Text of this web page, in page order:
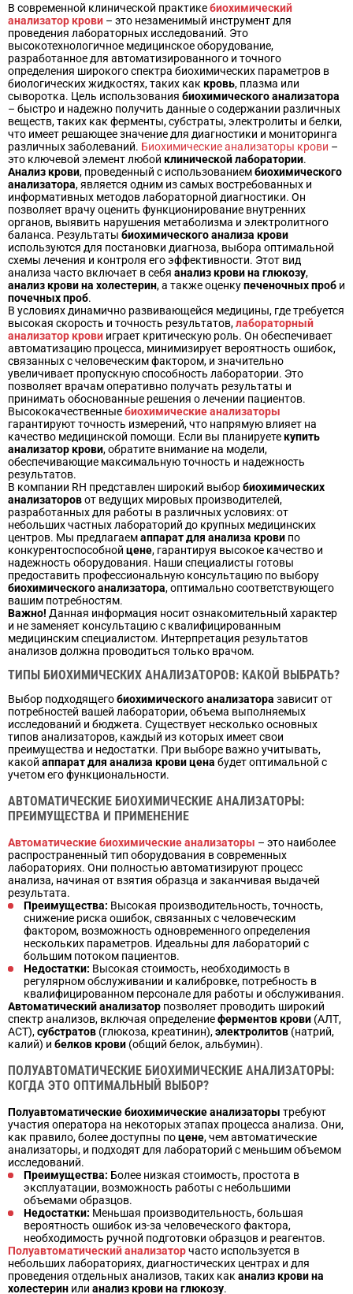
В современной клинической практикебиохимический
анализатор крови – это незаменимый инструмент для
проведения лабораторных исследований. Это
высокотехнологичное медицинское оборудование,
разработанное для автоматизированного и точного
определения широкого спектра биохимических параметров в
биологических жидкостях, таких как кровь, плазма или
сыворотка. Цель использования биохимического анализатора
– быстро и надежно получить данные о содержании различных
веществ, таких как ферменты, субстраты, электролиты и белки,
что имеет решающее значение для диагностики и мониторинга
различных заболеваний. Биохимические анализаторы крови –
это ключевой элемент любой клинической лаборатории.
Анализ крови, проведенный с использованиембиохимического
анализатора, является одним из самых востребованных и
информативных методов лабораторной диагностики. Он
позволяет врачу оценить функционирование внутренних
органов, выявить нарушения метаболизма и электролитного
баланса. Результаты биохимического анализа крови
используются для постановки диагноза, выбора оптимальной
схемы лечения и контроля его эффективности. Этот вид
анализа часто включает в себя анализ крови на глюкозу,
анализ крови на холестерин, а также оценкупеченочных проб и
почечных проб.
В условиях динамично развивающейся медицины, где требуется
высокая скорость и точность результатов,лабораторный
анализатор крови играет критическую роль. Он обеспечивает
автоматизацию процесса, минимизирует вероятность ошибок,
связанных с человеческим фактором, и значительно
увеличивает пропускную способность лаборатории. Это
позволяет врачам оперативно получать результаты и
принимать обоснованные решения о лечении пациентов.
Высококачественныебиохимические анализаторы
гарантируют точность измерений, что напрямую влияет на
качество медицинской помощи. Если вы планируетекупить
анализатор крови, обратите внимание на модели,
обеспечивающие максимальную точность и надежность
результатов.
В компании RH представлен широкий выборбиохимических
анализаторовот ведущих мировых производителей,
разработанных для работы в различных условиях: от
небольших частных лабораторий до крупных медицинских
центров. Мы предлагаемаппарат для анализа крови по
конкурентоспособной цене, гарантируя высокое качество и
надежность оборудования. Наши специалисты готовы
предоставить профессиональную консультацию по выбору
биохимического анализатора, оптимально соответствующего
вашим потребностям.
Важно! Данная информация носит ознакомительный характер
и не заменяет консультацию с квалифицированным
медицинским специалистом. Интерпретация результатов
анализов должна проводиться только врачом.
ТИПЫ БИОХИМИЧЕСКИХ АНАЛИЗАТОРОВ: КАКОЙ ВЫБРАТЬ?
Выбор подходящегобиохимического анализатора зависит от
потребностей вашей лаборатории, объема выполняемых
исследований и бюджета. Существует несколько основных
типов анализаторов, каждый из которых имеет свои
преимущества и недостатки. При выборе важно учитывать,
какой аппарат для анализа крови цена будет оптимальной с
учетом его функциональности.
АВТОМАТИЧЕСКИЕ БИОХИМИЧЕСКИЕ АНАЛИЗАТОРЫ:
ПРЕИМУЩЕСТВА И ПРИМЕНЕНИЕ
Автоматические биохимические анализаторы – это наиболее
распространенный тип оборудования в современных
лабораториях. Они полностью автоматизируют процесс
анализа, начиная от взятия образца и заканчивая выдачей
результата.
Преимущества: Высокая производительность, точность,
снижение риска ошибок, связанных с человеческим
фактором, возможность одновременного определения
нескольких параметров. Идеальны для лабораторий с
большим потоком пациентов.
Недостатки: Высокая стоимость, необходимость в
регулярном обслуживании и калибровке, потребность в
квалифицированном персонале для работы и обслуживания.
Автоматический анализатор позволяет проводить широкий
спектр анализов, включая определениеферментов крови (АЛТ,
АСТ),субстратов (глюкоза, креатинин),электролитов (натрий,
калий) и белков крови (общий белок, альбумин).
ПОЛУАВТОМАТИЧЕСКИЕ БИОХИМИЧЕСКИЕ АНАЛИЗАТОРЫ:
КОГДА ЭТО ОПТИМАЛЬНЫЙ ВЫБОР?
Полуавтоматические биохимические анализаторы требуют
участия оператора на некоторых этапах процесса анализа. Они,
как правило, более доступны поцене, чем автоматические
анализаторы, и подходят для лабораторий с меньшим объемом
исследований.
Преимущества: Более низкая стоимость, простота в
эксплуатации, возможность работы с небольшими
объемами образцов.
Недостатки: Меньшая производительность, большая
вероятность ошибок из-за человеческого фактора,
необходимость ручной подготовки образцов и реагентов.
Полуавтоматический анализаторчасто используется в
небольших лабораториях, диагностических центрах и для
проведения отдельных анализов, таких как анализ крови на
холестерин или анализ крови на глюкозу.